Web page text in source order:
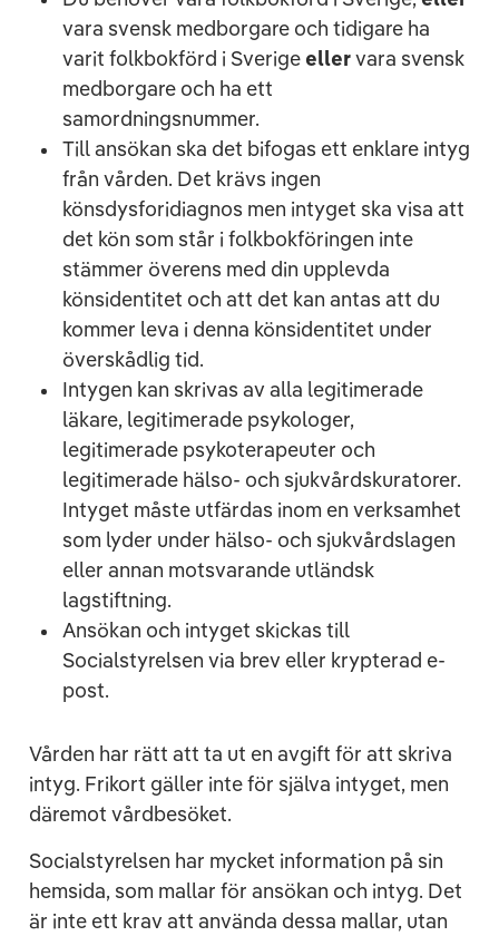
vara svensk medborgare och tidigare ha
varit folkbokförd i Sverige ellervara svensk
medborgare och ha ett
samordningsnummer.
Till ansökan ska det bifogas ett enklare intyg
från vården. Det krävs ingen
könsdysforidiagnos men intyget ska visa att
det kön som står i folkbokföringen inte
stämmer överens med din upplevda
könsidentitet och att det kan antas att du
kommer leva i denna könsidentitet under
överskådlig tid.
Intygen kan skrivas av alla legitimerade
läkare, legitimerade psykologer,
legitimerade psykoterapeuter och
legitimerade hälso- och sjukvårdskuratorer.
Intyget måste utfärdas inom en verksamhet
som lyder under hälso- och sjukvårdslagen
eller annan motsvarande utländsk
lagstiftning.
Ansökan och intyget skickas till
Socialstyrelsen via brev eller krypterad e-
post.
Vården har rätt att ta ut en avgift för att skriva
intyg. Frikort gäller inte för själva intyget, men
däremot vårdbesöket.
Socialstyrelsen har mycket information på sin
hemsida, som mallar för ansökan och intyg. Det
är inte ett krav att använda dessa mallar, utan